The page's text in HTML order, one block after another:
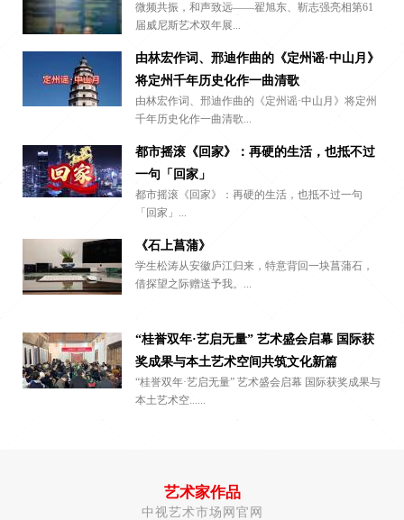
微频共振，和声致远——翟旭东、靳志强亮相第61
届威尼斯艺术双年展...
由林宏作词、邢迪作曲的《定州谣·中山月》
将定州千年历史化作一曲清歌
由林宏作词、邢迪作曲的《定州谣·中山月》将定州
千年历史化作一曲清歌...
都市摇滚《回家》：再硬的生活，也抵不过
一句「回家」
都市摇滚《回家》：再硬的生活，也抵不过一句
「回家」...
《石上菖蒲》
学生松涛从安徽庐江归来，特意背回一块菖蒲石，
借探望之际赠送予我。...
“桂誉双年·艺启无量” 艺术盛会启幕 国际获
奖成果与本土艺术空间共筑文化新篇
“桂誉双年·艺启无量” 艺术盛会启幕 国际获奖成果与
本土艺术空......
艺术家作品
中视艺术市场网官网